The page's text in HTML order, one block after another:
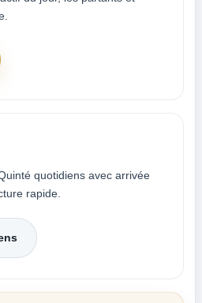
quotidiens avec arrivée
rapide.